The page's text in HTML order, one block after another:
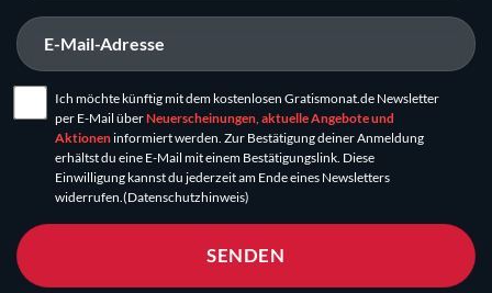
Ich möchte künftig mit dem kostenlosen Gratismonat.de Newsletter
per E-Mail überNeuerscheinungen, aktuelle Angebote und
Aktioneninformiert werden. Zur Bestätigung deiner Anmeldung
erhältst du eine E-Mail mit einem Bestätigungslink. Diese
Einwilligung kannst du jederzeit am Ende eines Newsletters
widerrufen. (Datenschutzhinweis)
SENDEN